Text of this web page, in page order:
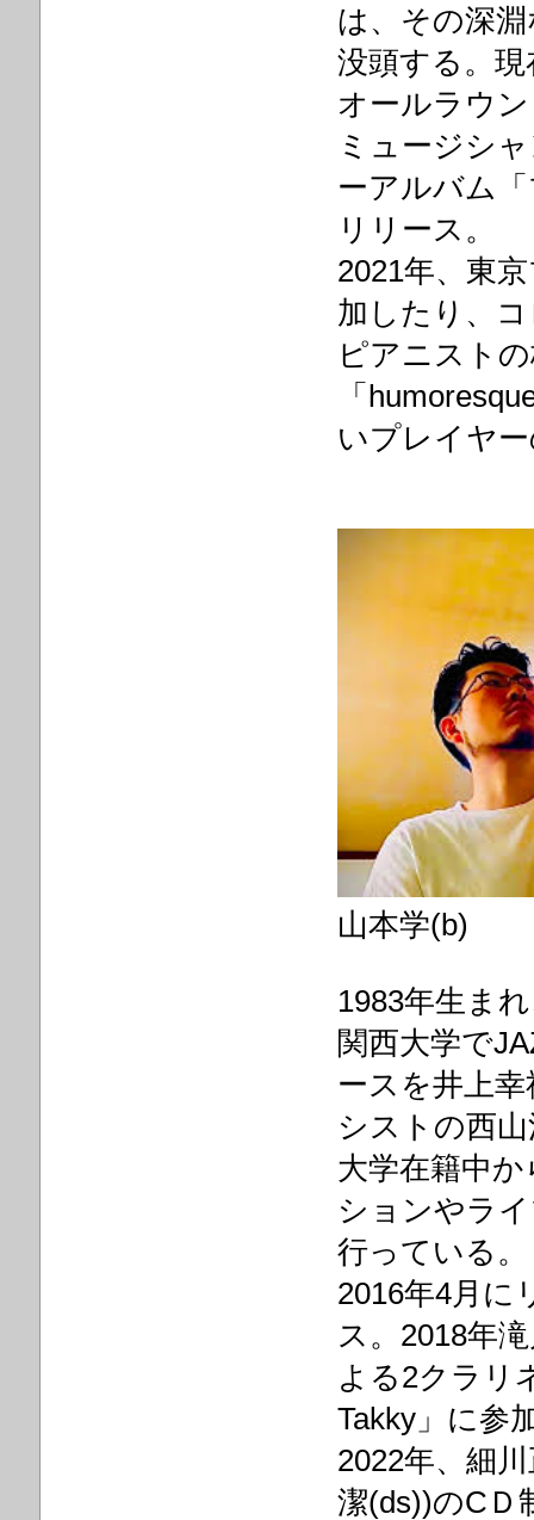
は、その深
没頭する。
オールラウ
ミュージシ
ーアルバム
リリース。
2021年、東
加したり、
ピアニスト
「
いプレイヤ
山本学(b)
1983年生ま
関西大学で
ースを井上
シストの西
大学在籍中
ションやラ
行っている。
2016年4月に
ス。2018年
よる2クラリ
Takky」に参
2022年、細
潔(ds))のCＤ